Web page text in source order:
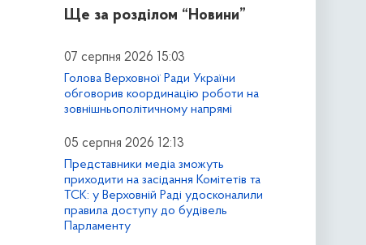
Ще за розділом “Новини”
07 серпня 2026 15:03
Голова Верховної Ради України
обговорив координацію роботи на
зовнішньополітичному напрямі
05 серпня 2026 12:13
Представники медіа зможуть
приходити на засідання Комітетів та
ТСК: у Верховній Раді удосконалили
правила доступу до будівель
Парламенту